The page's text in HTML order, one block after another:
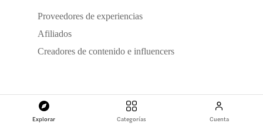
Explorar Categorías Cuenta
Proveedores de experiencias
Afiliados
Creadores de contenido e influencers
MÉTODOS DE PAGO